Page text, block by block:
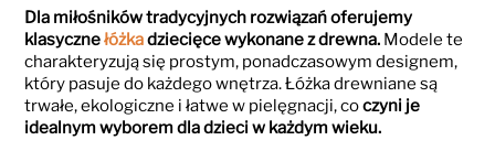
Dla miłośników tradycyjnych rozwiązań oferujemy
klasycznełóżkadziecięce wykonane z drewna. Modele te
charakteryzują się prostym, ponadczasowym designem,
który pasuje do każdego wnętrza. Łóżka drewniane są
trwałe, ekologiczne i łatwe w pielęgnacji, coczyni je
idealnym wyborem dla dzieci w każdym wieku.